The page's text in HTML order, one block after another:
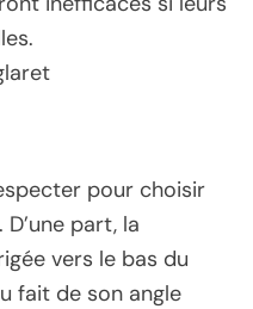
pour choisir
part, la
vers le bas du
fait de son angle